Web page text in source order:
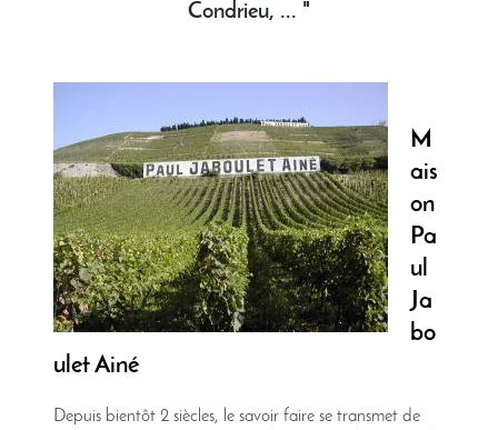
Condrieu, ... "
M
ais
on
Pa
ul
Ja
bo
ulet Ainé
Depuis bientôt 2 siècles, le savoir faire se transmet de